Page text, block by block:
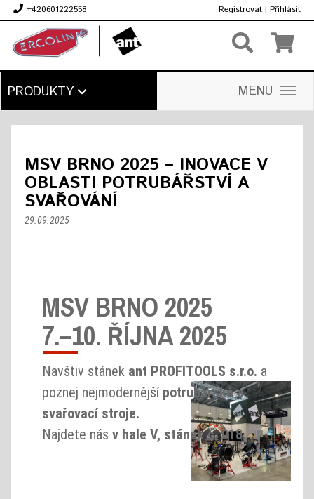
+420601222558 Registrovat | Přihlásit
PRODUKTY MENU
MSV BRNO 2025 – INOVACE V
OBLASTI POTRUBÁŘSTVÍ A
SVAŘOVÁNÍ
29.09.2025
MSV BRNO 2025
7.–10. ŘÍJNA 2025
Navštiv stánek ant PROFITOOLS s.r.o. a
poznej nejmodernější potrubářské a
svařovací stroje.
Najdete nás v hale V, stánek č. 018.